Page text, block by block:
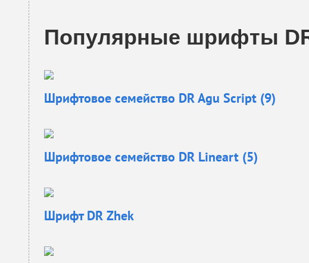
Популярные шрифты
Шрифтовое семейство DR Agu Script (9)
Шрифтовое семейство DR Lineart (5)
ШрифтDR Zhek